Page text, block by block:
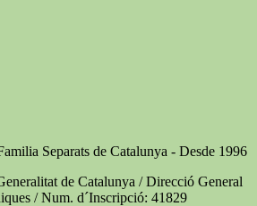
Separats de Catalunya - Desde 1996
de Catalunya / Direcció General
/ Num. d´Inscripció: 41829